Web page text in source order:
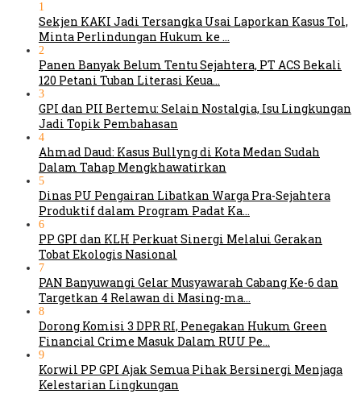
1
Sekjen KAKI Jadi Tersangka Usai Laporkan Kasus Tol,
Minta Perlindungan Hukum ke …
2
Panen Banyak Belum Tentu Sejahtera, PT ACS Bekali
120 Petani Tuban Literasi Keua…
3
GPI dan PII Bertemu: Selain Nostalgia, Isu Lingkungan
Jadi Topik Pembahasan
4
Ahmad Daud: Kasus Bullyng di Kota Medan Sudah
Dalam Tahap Mengkhawatirkan
5
Dinas PU Pengairan Libatkan Warga Pra-Sejahtera
Produktif dalam Program Padat Ka…
6
PP GPI dan KLH Perkuat Sinergi Melalui Gerakan
Tobat Ekologis Nasional
7
PAN Banyuwangi Gelar Musyawarah Cabang Ke-6 dan
Targetkan 4 Relawan di Masing-ma…
8
Dorong Komisi 3 DPR RI, Penegakan Hukum Green
Financial Crime Masuk Dalam RUU Pe…
9
Korwil PP GPI Ajak Semua Pihak Bersinergi Menjaga
Kelestarian Lingkungan